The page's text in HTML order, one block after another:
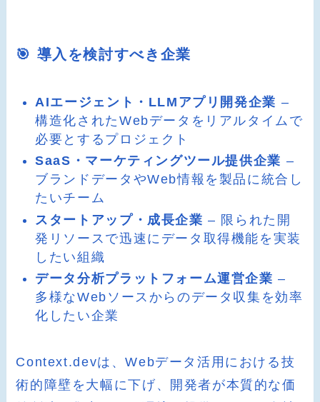
🎯 導入を検討すべき企業
AIエージェント・LLMアプリ開発企業 –
構造化されたWebデータをリアルタイムで
必要とするプロジェクト
SaaS・マーケティングツール提供企業 –
ブランドデータやWeb情報を製品に統合し
たいチーム
スタートアップ・成長企業 – 限られた開
発リソースで迅速にデータ取得機能を実装
したい組織
データ分析プラットフォーム運営企業 –
多様なWebソースからのデータ収集を効率
化したい企業
Context.devは、Webデータ活用における技
術的障壁を大幅に下げ、開発者が本質的な価